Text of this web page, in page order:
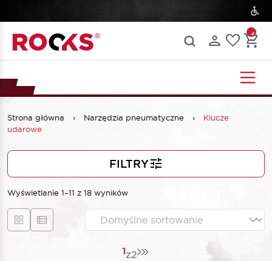
Strona główna › Narzędzia pneumatyczne ›
Klucze
udarowe
FILTRY
Wyświetlanie 1–11 z 18 wyników
1z2